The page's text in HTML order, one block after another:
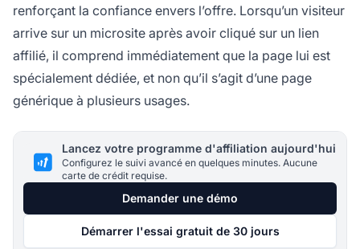
renforçant la confiance envers l’offre. Lorsqu’un visiteur
arrive sur un microsite après avoir cliqué sur un lien
affilié, il comprend immédiatement que la page lui est
spécialement dédiée, et non qu’il s’agit d’une page
générique à plusieurs usages.
Lancez votre programme d'affiliation aujourd'hui
Configurez le suivi avancé en quelques minutes. Aucune
carte de crédit requise.
Demander une démo
Démarrer l'essai gratuit de 30 jours